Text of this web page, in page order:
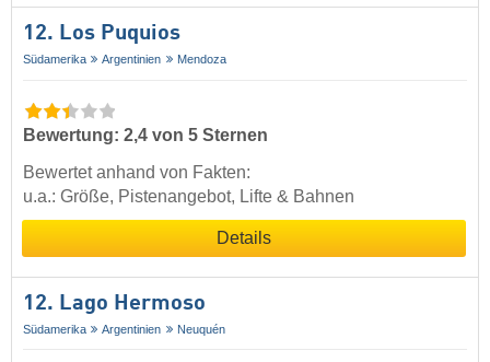
12. Los Puquios
Südamerika Argentinien Mendoza
Bewertung: 2,4 von 5 Sternen
Bewertet anhand von Fakten:
u.a.: Größe, Pistenangebot, Lifte & Bahnen
Details
12. Lago Hermoso
Südamerika Argentinien Neuquén